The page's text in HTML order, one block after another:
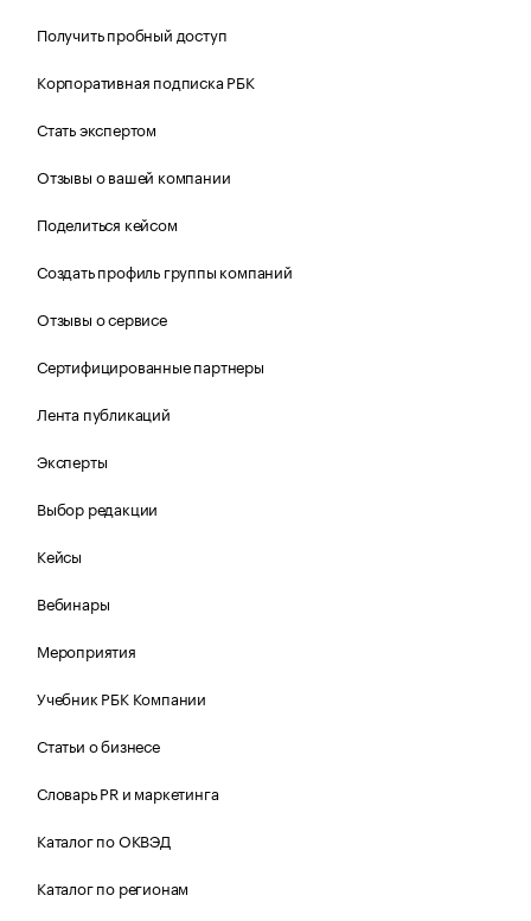
Получить пробный доступ
Корпоративная подписка РБК
Стать экспертом
Отзывы о вашей компании
Поделиться кейсом
Создать профиль группы компаний
Отзывы о сервисе
Сертифицированные партнеры
Лента публикаций
Эксперты
Выбор редакции
Кейсы
Вебинары
Мероприятия
Учебник РБК Компании
Статьи о бизнесе
Словарь PR и маркетинга
Каталог по ОКВЭД
Каталог по регионам